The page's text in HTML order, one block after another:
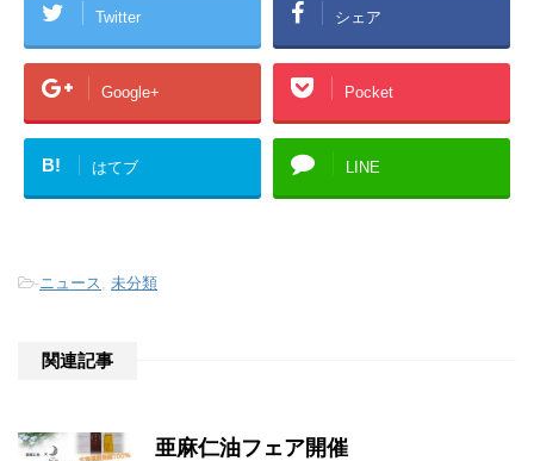
Twitter シェア
Google+ Pocket
B! はてブ LINE
-ニュース, 未分類
関連記事
亜麻仁油フェア開催